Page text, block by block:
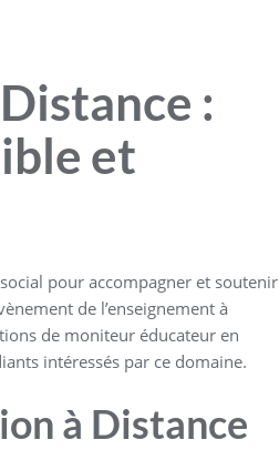
:
et
pour accompagner et soutenir
de l’enseignement à
de moniteur éducateur en
intéressés par ce domaine.
à Distance